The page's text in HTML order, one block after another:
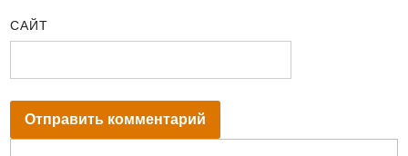
САЙТ